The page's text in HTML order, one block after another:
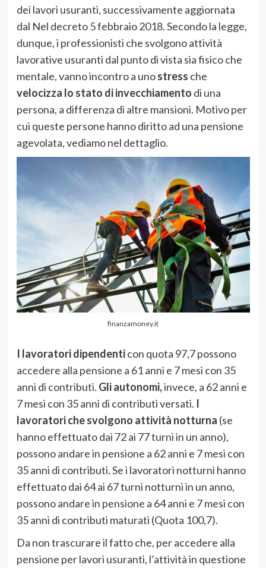
dei lavori usuranti, successivamente aggiornata
dal Nel decreto 5 febbraio 2018. Secondo la legge,
dunque, i professionisti che svolgono attività
lavorative usuranti dal punto di vista sia fisico che
mentale, vanno incontro a unostress che
velocizza lo stato di invecchiamento di una
persona, a differenza di altre mansioni. Motivo per
cui queste persone hanno diritto ad una pensione
agevolata, vediamo nel dettaglio.
finanzamoney.it
I lavoratori dipendenticon quota 97,7 possono
accedere alla pensione a 61 anni e 7 mesi con 35
anni di contributi. Gli autonomi,invece, a 62 anni e
7 mesi con 35 anni di contributi versati. I
lavoratori che svolgono attività notturna (se
hanno effettuato dai 72 ai 77 turni in un anno),
possono andare in pensione a 62 anni e 7 mesi con
35 anni di contributi. Se i lavoratori notturni hanno
effettuato dai 64 ai 67 turni notturni in un anno,
possono andare in pensione a 64 anni e 7 mesi con
35 anni di contributi maturati (Quota 100,7).
Da non trascurare il fatto che, per accedere alla
pensione per lavori usuranti, l’attività in questione